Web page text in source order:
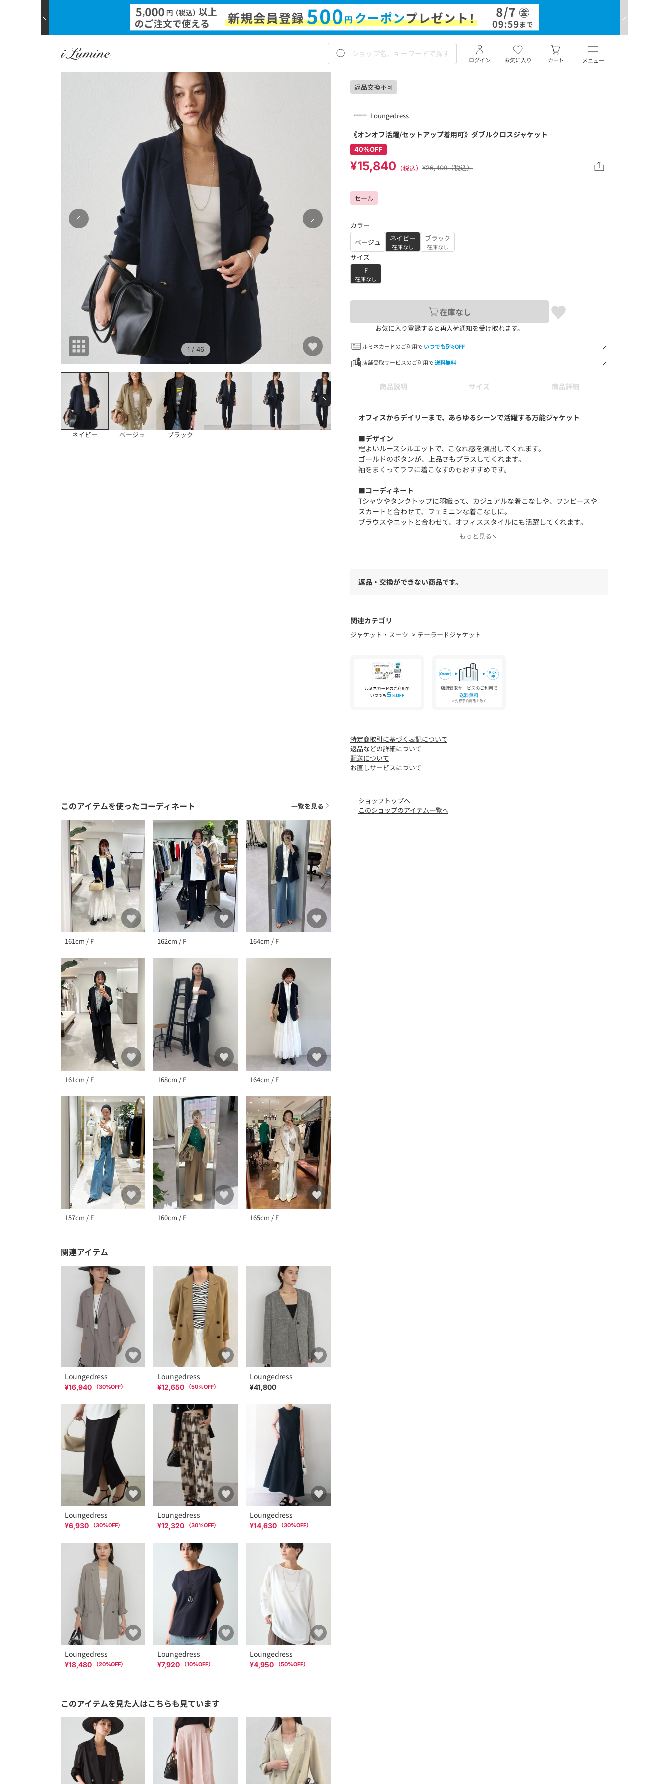
メニュー
お気に入り
ログイン カート
返品交換不可
1 / 46
ネイビー ベージュ ブラック
Loungedress
《オンオフ活躍/セットアップ着用可》ダブルクロスジャケット
40％OFF
¥15,840 （税込） ¥26,400（税込）
セール
カラー
ベージュ
ネイビー
在庫なし
ブラック
在庫なし
サイズ
F
在庫なし
在庫なし
お気に入り登録すると再入荷通知を受け取れます。
ルミネカードのご利用で いつでも5%OFF
店舗受取サービスのご利用で送料無料
商品説明 サイズ 商品詳細
オフィスからデイリーまで、あらゆるシーンで活躍する万能ジャケット
■デザイン
程よいルーズシルエットで、こなれ感を演出してくれます。
ゴールドのボタンが、上品さもプラスしてくれます。
袖をまくってラフに着こなすのもおすすめです。
■コーディネート
Tシャツやタンクトップに羽織って、カジュアルな着こなしや、ワンピースや
スカートと合わせて、フェミニンな着こなしに。
ブラウスやニットと合わせて、オフィススタイルにも活躍してくれます。
同素材のパンツと合わせて、セットアップとして着用するのもおすすめで
別布：ポリエステル100%
洗濯表記：手洗い可
※型崩れの恐れがあるため、ドライクリーニングがおすすめです。
●洗濯の際は、色落ちすることがありますので、他のものと分けて単独で洗
って下さい。
●手洗いも可能ですが、型崩れの恐れがあるため、ドライクリーニングをお
すすめします。
される場合は単独での洗いを依頼してください。
●汗や水、摩擦により他のものに色移りすることがありますのでご注意くだ
さい。
きます。
もっと見る
返品・交換ができない商品です。
関連カテゴリ
ジャケット・スーツ テーラードジャケット
特定商取引に基づく表記について
返品などの詳細について
配送について
お直しサービスについて
このアイテムを使ったコーディネート 一覧を見る
161cm / F 162cm / F 164cm / F
161cm / F 168cm / F 164cm / F
157cm / F 160cm / F 165cm / F
関連アイテム
Loungedress
¥16,940 （30%OFF）
Loungedress
¥12,650 （50%OFF）
Loungedress
¥41,800
Loungedress
¥6,930 （30%OFF）
Loungedress
¥12,320 （30%OFF）
Loungedress
¥14,630 （30%OFF）
Loungedress
¥18,480 （20%OFF）
Loungedress
¥7,920 （10%OFF）
Loungedress
¥4,950 （50%OFF）
ショップトップへ
このショップのアイテム一覧へ